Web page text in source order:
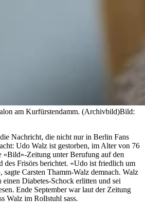
am Kurfürstendamm. (Archivbild)Bild:
Nachricht, die nicht nur in Berlin Fans
Udo Walz ist gestorben, im Alter von 76
«Bild»-Zeitung unter Berufung auf den
des Frisörs berichtet. «Udo ist friedlich um
sagte Carsten Thamm-Walz demnach. Walz
Diabetes-Schock erlitten und sei
Ende September war laut der Zeitung
Walz im Rollstuhl sass.